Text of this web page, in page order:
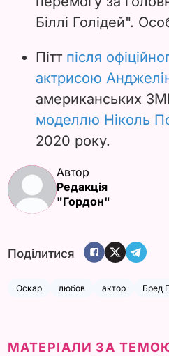
Біллі Голідей".
Пітт після
актрисою
американських
моделлю Ніколь
2020 року.
Автор
Редакція
"Гордон"
Поділитися
Оскар любов актор Бред
МАТЕРІАЛИ ЗА